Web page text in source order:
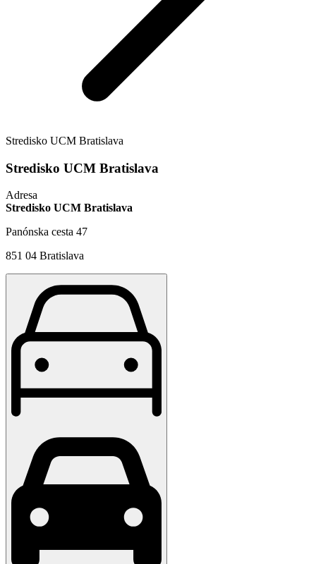
Stredisko UCM Bratislava
Stredisko UCM Bratislava
Adresa
Stredisko UCM Bratislava
Panónska cesta 47
851 04 Bratislava